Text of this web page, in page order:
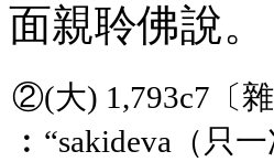
面親聆佛說。
②(大) 1,793c7〔
︰“sakideva （只